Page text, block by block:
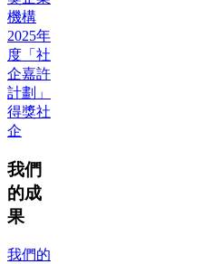
機構
2025年
度「社
企嘉許
計劃」
得獎社
企
我們
的成
果
我們的